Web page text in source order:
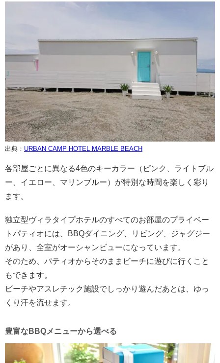
出典： URBAN CAMP HOTEL MARBLE BEACH
各部屋ごとに異なる4色のキーカラー（ピンク、ライトブル
ー、イエロー、マリンブルー）が特別な時間を楽しく彩り
ます。
独立型ヴィラタイプホテルのすべてのお部屋のプライベー
トパティオには、BBQダイニング、リビング、ジャグジー
があり、全室がオーシャンビューになっています。
そのため、パティオからそのままビーチに遊びに行くこと
もできます。
ビーチやアスレチック施設でしっかり遊んだあとは、ゆっ
くり汗を流せます。
豊富なBBQメニューから選べる